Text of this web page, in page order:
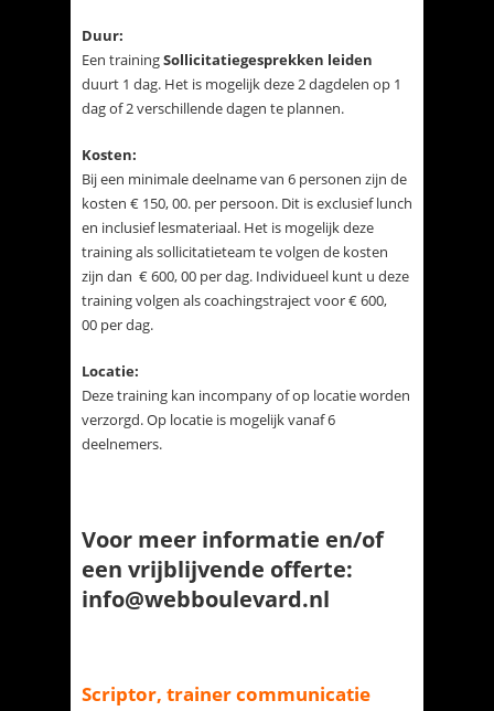
Duur:
Een trainingSollicitatiegesprekken leiden
duurt 1 dag. Het is mogelijk deze 2 dagdelen op 1
dag of 2 verschillende dagen te plannen.
Kosten:
Bij een minimale deelname van 6 personen zijn de
kosten € 150, 00. per persoon. Dit is exclusief lunch
en inclusief lesmateriaal. Het is mogelijk deze
training als sollicitatieteam te volgen de kosten
zijn dan € 600, 00 per dag. Individueel kunt u deze
training volgen als coachingstraject voor € 600,
00 per dag.
Locatie:
Deze training kan incompany of op locatie worden
verzorgd. Op locatie is mogelijk vanaf 6
deelnemers.
Voor meer informatie en/of
een vrijblijvende offerte:
info@webboulevard.nl
Scriptor, trainer communicatie